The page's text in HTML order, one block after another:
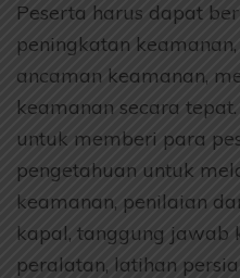
Peserta harus dapat
peningkatan
ancaman keamanan,
keamanan secara
untuk memberi para
pengetahuan untuk
keamanan, penilaian
kapal, tanggung jawab
peralatan, latihan